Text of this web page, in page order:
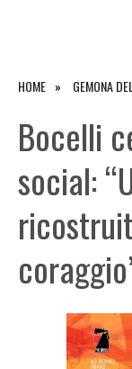
HOME GEMONA
Bocelli
social: